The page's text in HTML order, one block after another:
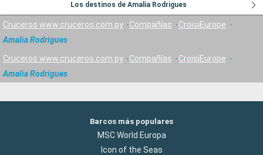
Los destinos de Amalia Rodrigues
Cruceros www.cruceros.com.py Compañías
CroisiEurope
Amalia Rodrigues
Cruceros www.cruceros.com.py Compañías
CroisiEurope
Amalia Rodrigues
Barcos más populares
MSC World Europa
Icon of the Seas